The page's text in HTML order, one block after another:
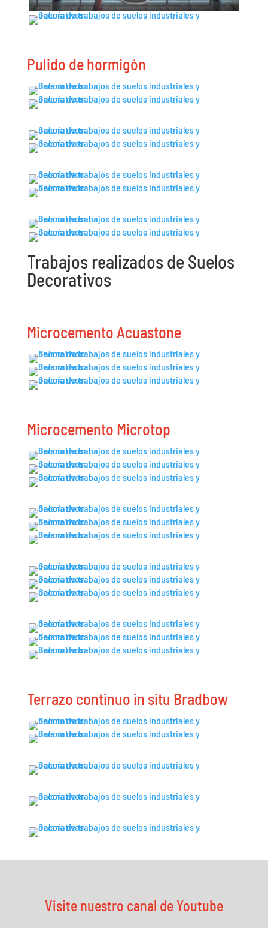
Pulido de hormigón
Trabajos realizados de Suelos
Decorativos
Microcemento Acuastone
Microcemento Microtop
Terrazo continuo in situ Bradbow
Visite nuestro canal de Youtube